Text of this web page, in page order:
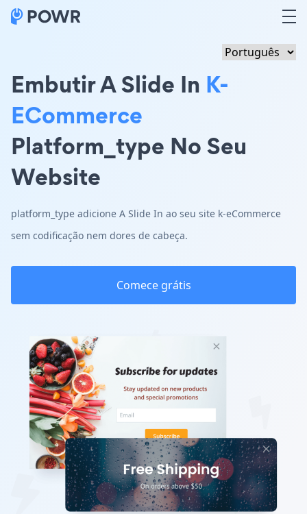
Embutir A Slide In K-
ECommerce
Platform_type No Seu
Website
platform_type adicione A Slide In ao seu site k-eCommerce
sem codificação nem dores de cabeça.
Comece grátis